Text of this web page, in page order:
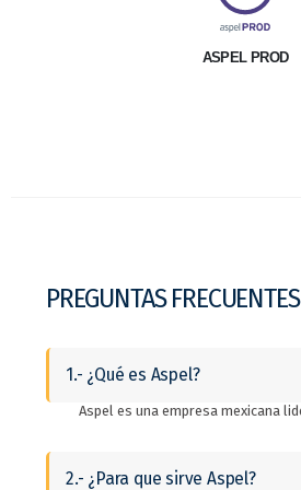
ASPEL PROD
PREGUNTAS FRECUENTES
1.- ¿Qué es Aspel?
2.- ¿Para que sirve Aspel?